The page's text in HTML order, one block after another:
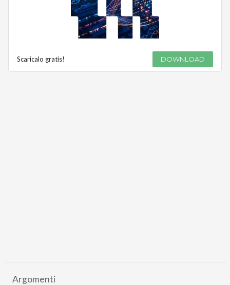
Scaricalo gratis! DOWNLOAD
Argomenti